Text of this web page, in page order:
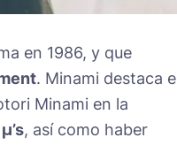
en 1986, y que
. Minami destaca
Minami en la
µ’s, así como haber